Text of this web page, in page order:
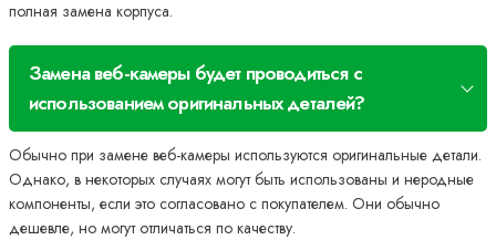
полная замена корпуса.
Замена веб-камеры будет проводиться с
использованием оригинальных деталей?
Обычно при замене веб-камеры используются оригинальные детали.
Однако, в некоторых случаях могут быть использованы и неродные
компоненты, если это согласовано с покупателем. Они обычно
дешевле, но могут отличаться по качеству.